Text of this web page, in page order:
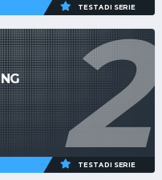
TESTA DI SERIE
2
TESTA DI SERIE